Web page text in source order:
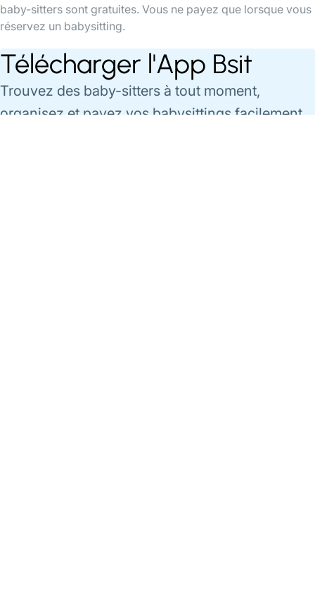
baby-sitters sont gratuites. Vous ne payez que lorsque vous
réservez un babysitting.
Télécharger l'App Bsit
Trouvez des baby-sitters à tout moment,
organisez et payez vos babysittings facilement